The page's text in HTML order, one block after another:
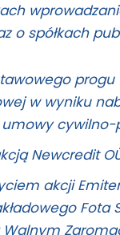
o spółkach
progu
w wyniku
cywilno-
Newcredit
akcji
Walnym